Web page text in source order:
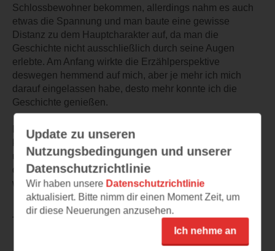
Schlossbewohner bekommen, allerdings nahm es auch
etwas die Spannung und man baute eine gewisse
Distanz zu dem Hauptcharakter auf, da man die
Geschichte nicht ausschließlich durch seine Augen
erlebte. Am Anfang wirkte die Erzählperspektive
deswegen hemmend auf mich, aber je mehr ich mich
darauf eingelassen habe, desto mehr konnte ich die
Geschichte genießen.
Die Charaktere wurden vielschichtig aufgebaut und
kommen alle mit ihren eigenen Hintergründen, Hürden
und Zweifeln. Die Welt baut sich langsam auf und auch
der Hexen/ Magierkonflikt hat mir gut gefallen - genauso
wie Kraken als süßen Sidekick.
TEILEN
Update zu unseren
Nutzungsbedingungen und unserer
Datenschutzrichtlinie
Wir haben unsere Datenschutzrichtlinie
aktualisiert. Bitte nimm dir einen Moment Zeit, um
dir diese Neuerungen anzusehen.
Ich nehme an